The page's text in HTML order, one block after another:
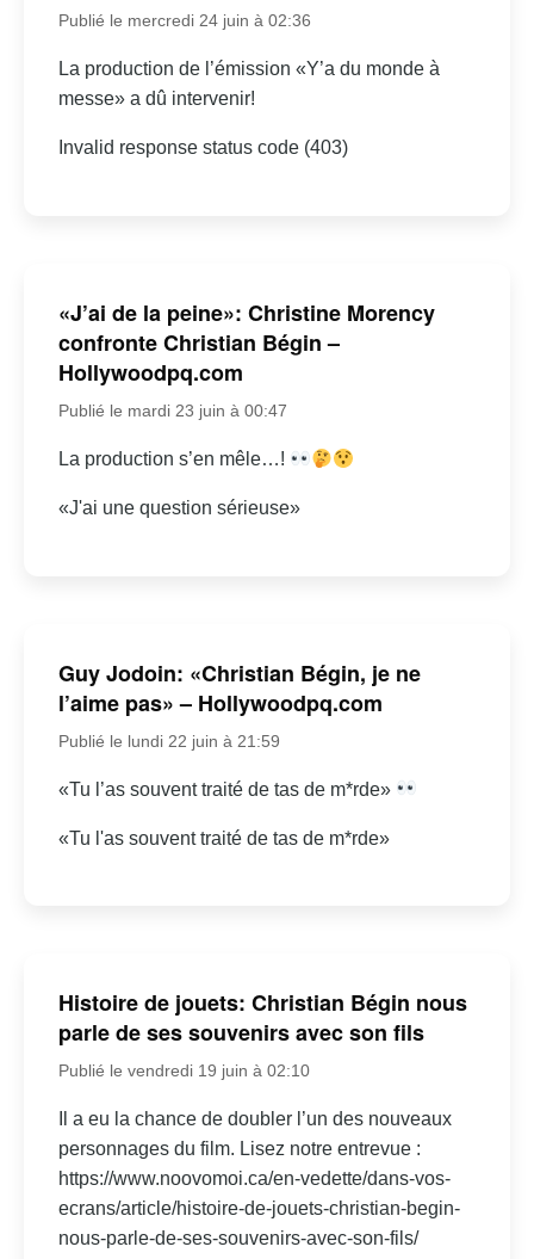
Publié le mercredi 24 juin à 02:36
La production de l’émission «Y’a du monde à
messe» a dû intervenir!
Invalid response status code (403)
«J’ai de la peine»: Christine Morency
confronte Christian Bégin –
Hollywoodpq.com
Publié le mardi 23 juin à 00:47
La production s’en mêle…!
«J'ai une question sérieuse»
Guy Jodoin: «Christian Bégin, je ne
l’aime pas» – Hollywoodpq.com
Publié le lundi 22 juin à 21:59
«Tu l’as souvent traité de tas de m*rde»
«Tu l'as souvent traité de tas de m*rde»
Histoire de jouets: Christian Bégin nous
parle de ses souvenirs avec son fils
Publié le vendredi 19 juin à 02:10
Il a eu la chance de doubler l’un des nouveaux
personnages du film. Lisez notre entrevue :
https://www.noovomoi.ca/en-vedette/dans-vos-
ecrans/article/histoire-de-jouets-christian-begin-
nous-parle-de-ses-souvenirs-avec-son-fils/